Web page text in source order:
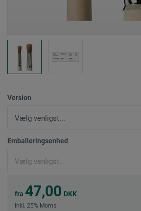
Version
Emballeringsenhed
fra 47,00 DKK
inkl. 25% Moms